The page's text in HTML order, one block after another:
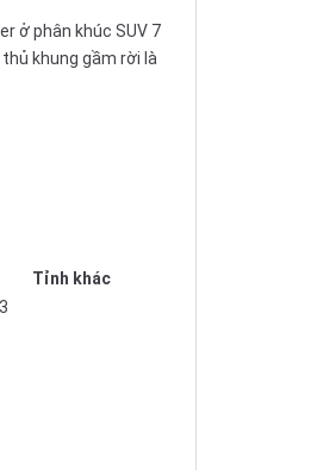
ở phân khúc SUV 7
khung gầm rời là
Tỉnh khác